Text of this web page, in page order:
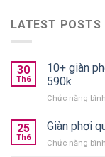
LATEST POSTS
30
Th6
10+ giàn
590k
Chức năng
25
Th6
Giàn phơi
Chức năng